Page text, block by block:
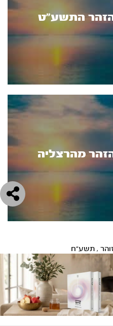
התשע"ט
מהרצליה
, תשע"ח